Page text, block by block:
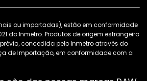
Brothers
ou importadas), estão em conformidade
do Inmetro. Produtos de origem estrangeira
concedida pelo Inmetro através do
de Importação, em conformidade com a